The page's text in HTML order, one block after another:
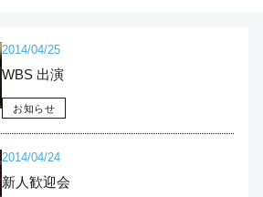
2014/04/25
WBS 出演
お知らせ
2014/04/24
新人歓迎会